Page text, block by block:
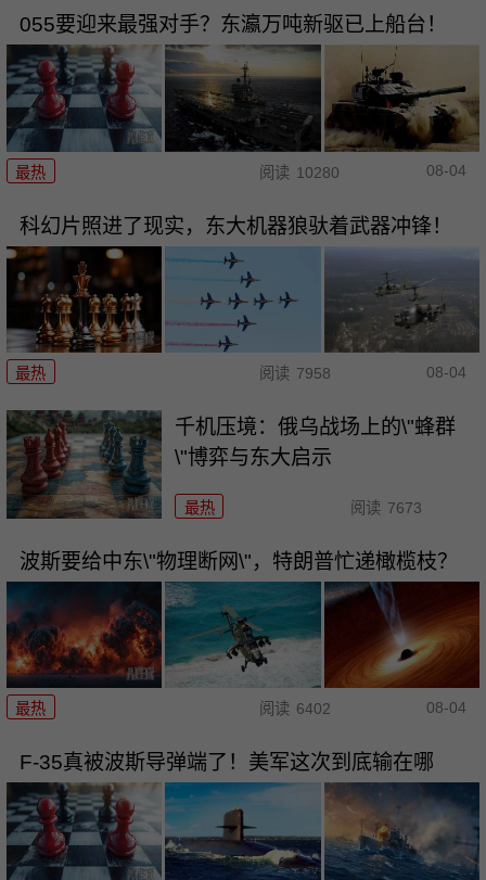
055要迎来最强对手？东瀛万吨新驱已上船台！
最热 阅读 10280 08-04
科幻片照进了现实，东大机器狼驮着武器冲锋！
最热 阅读 7958 08-04
千机压境：俄乌战场上的\"蜂群
\"博弈与东大启示
最热 阅读 7673
波斯要给中东\"物理断网\"，特朗普忙递橄榄枝？
最热 阅读 6402 08-04
F-35真被波斯导弹端了！美军这次到底输在哪